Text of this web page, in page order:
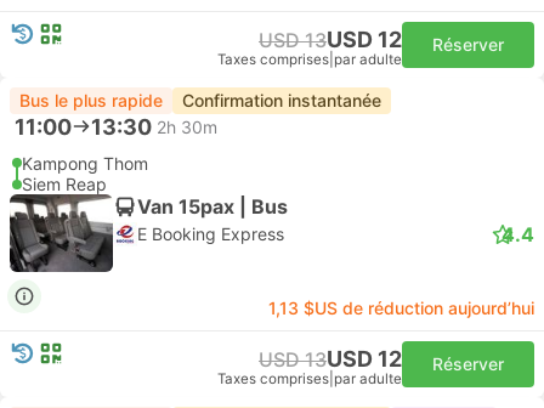
USD 13USD 12
Taxes comprises par adulte
Réserver
Bus le plus rapide Confirmation instantanée
11:00 13:30 2h 30m
Kampong Thom
Siem Reap
Van 15pax | Bus
E Booking Express 4.4
1,13 $US de réduction aujourd’hui
USD 13USD 12
Taxes comprises par adulte
Réserver